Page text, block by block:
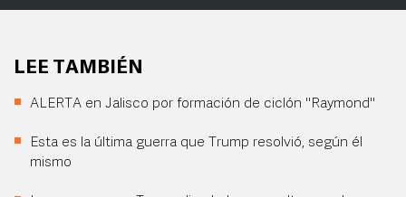
LEE TAMBIÉN
ALERTA en Jalisco por formación de ciclón "Raymond"
Esta es la última guerra que Trump resolvió, según él
mismo